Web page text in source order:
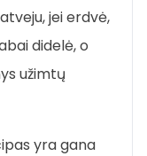
jei erdvė,
didelė, o
užimtų
yra gana